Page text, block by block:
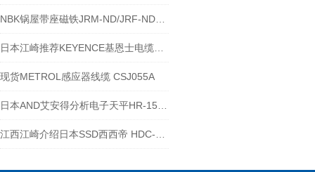
现货METROL感应器线缆 CSJ055A